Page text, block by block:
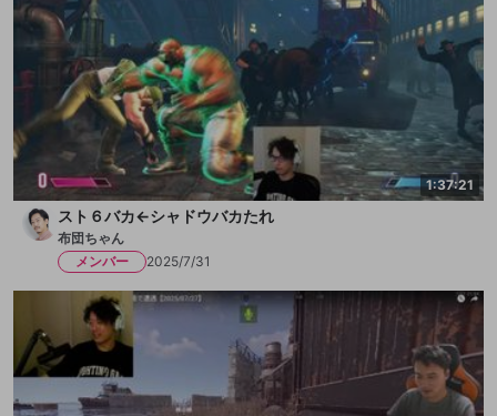
1:37:21
スト６バカ←シャドウバカたれ
布団ちゃん
メンバー
2025/7/31